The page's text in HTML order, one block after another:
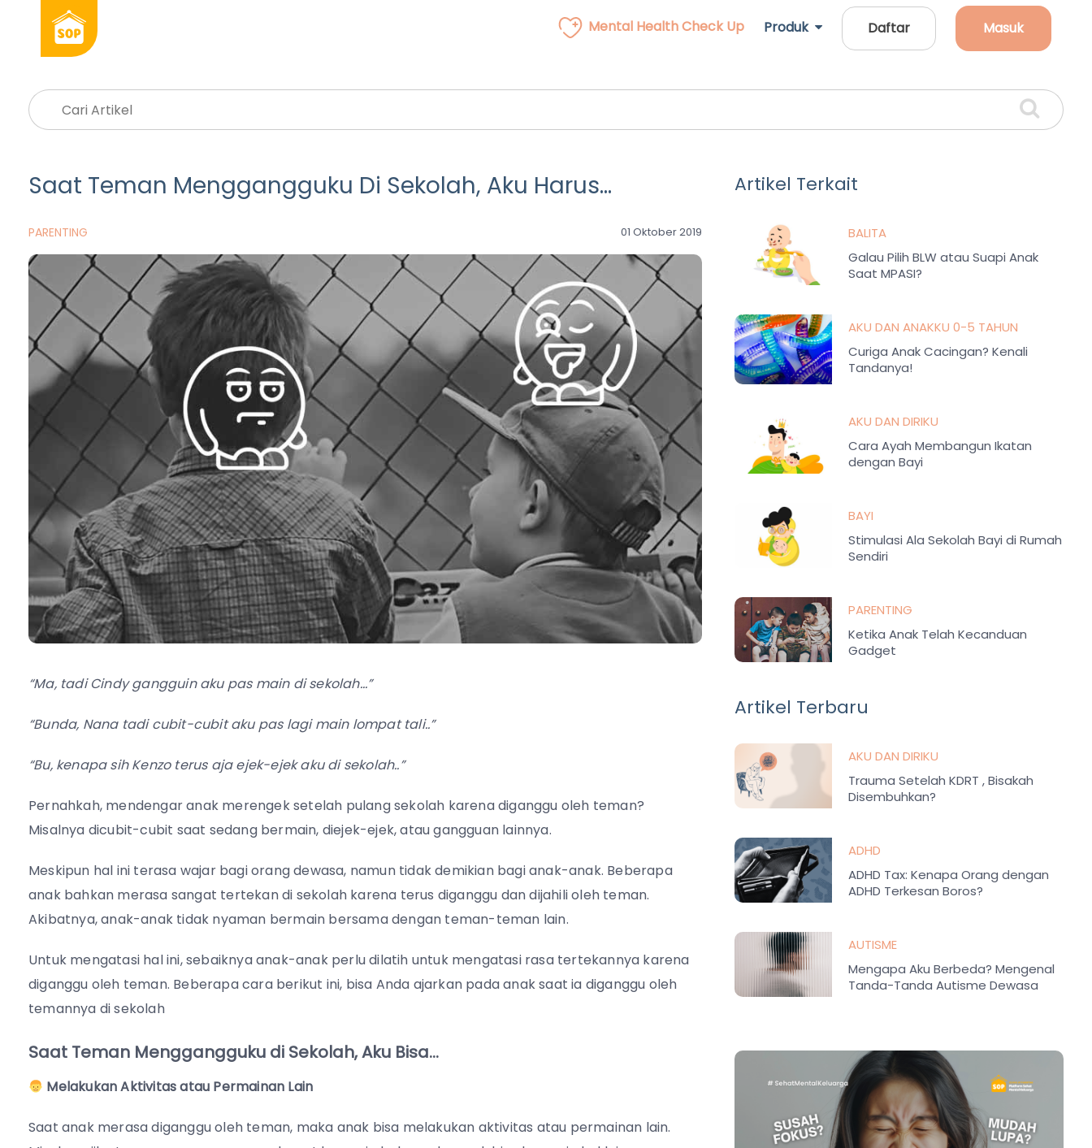
Mental Health Check Up Produk Daftar Masuk
Saat Teman Menggangguku Di Sekolah, Aku Harus…
PARENTING 01 Oktober 2019
“Ma, tadi Cindy gangguin aku pas main di sekolah…”
“Bunda, Nana tadi cubit-cubit aku pas lagi main lompat tali..”
“Bu, kenapa sih Kenzo terus aja ejek-ejek aku di sekolah..”
Pernahkah, mendengar anak merengek setelah pulang sekolah karena diganggu oleh teman?
Misalnya dicubit-cubit saat sedang bermain, diejek-ejek, atau gangguan lainnya.
Meskipun hal ini terasa wajar bagi orang dewasa, namun tidak demikian bagi anak-anak. Beberapa
anak bahkan merasa sangat tertekan di sekolah karena terus diganggu dan dijahili oleh teman.
Akibatnya, anak-anak tidak nyaman bermain bersama dengan teman-teman lain.
Untuk mengatasi hal ini, sebaiknya anak-anak perlu dilatih untuk mengatasi rasa tertekannya karena
diganggu oleh teman. Beberapa cara berikut ini, bisa Anda ajarkan pada anak saat ia diganggu oleh
temannya di sekolah
Saat Teman Menggangguku di Sekolah, Aku Bisa…
Melakukan Aktivitas atau Permainan Lain
Saat anak merasa diganggu oleh teman, maka anak bisa melakukan aktivitas atau permainan lain.
Artikel Terkait
BALITA
Galau Pilih BLW atau Suapi Anak
Saat MPASI?
AKU DAN ANAKKU 0-5 TAHUN
Curiga Anak Cacingan? Kenali
Tandanya!
AKU DAN DIRIKU
Cara Ayah Membangun Ikatan
dengan Bayi
BAYI
Stimulasi Ala Sekolah Bayi di Rumah
Sendiri
PARENTING
Ketika Anak Telah Kecanduan
Gadget
Artikel Terbaru
AKU DAN DIRIKU
Trauma Setelah KDRT , Bisakah
Disembuhkan?
ADHD
ADHD Tax: Kenapa Orang dengan
ADHD Terkesan Boros?
AUTISME
Mengapa Aku Berbeda? Mengenal
Tanda-Tanda Autisme Dewasa